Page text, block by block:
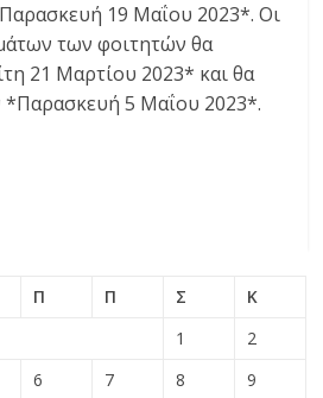
19 Μαΐου 2023*. Οι
των φοιτητών θα
21 Μαρτίου 2023* και θα
5 Μαΐου 2023*.
Π Π Σ
Κ
1
2
6 7 8
9